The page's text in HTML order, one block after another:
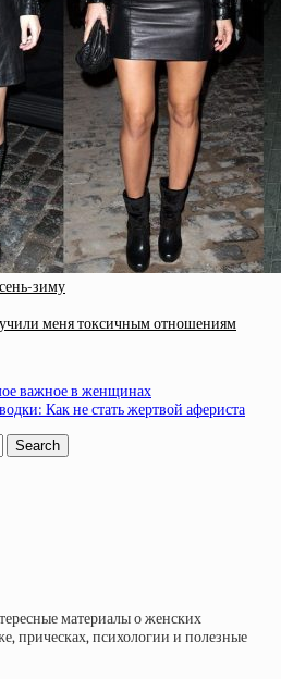
зиму
меня токсичным отношениям
важное в женщинах
Как не стать жертвой афериста
материалы о женских
прическах, психологии и полезные